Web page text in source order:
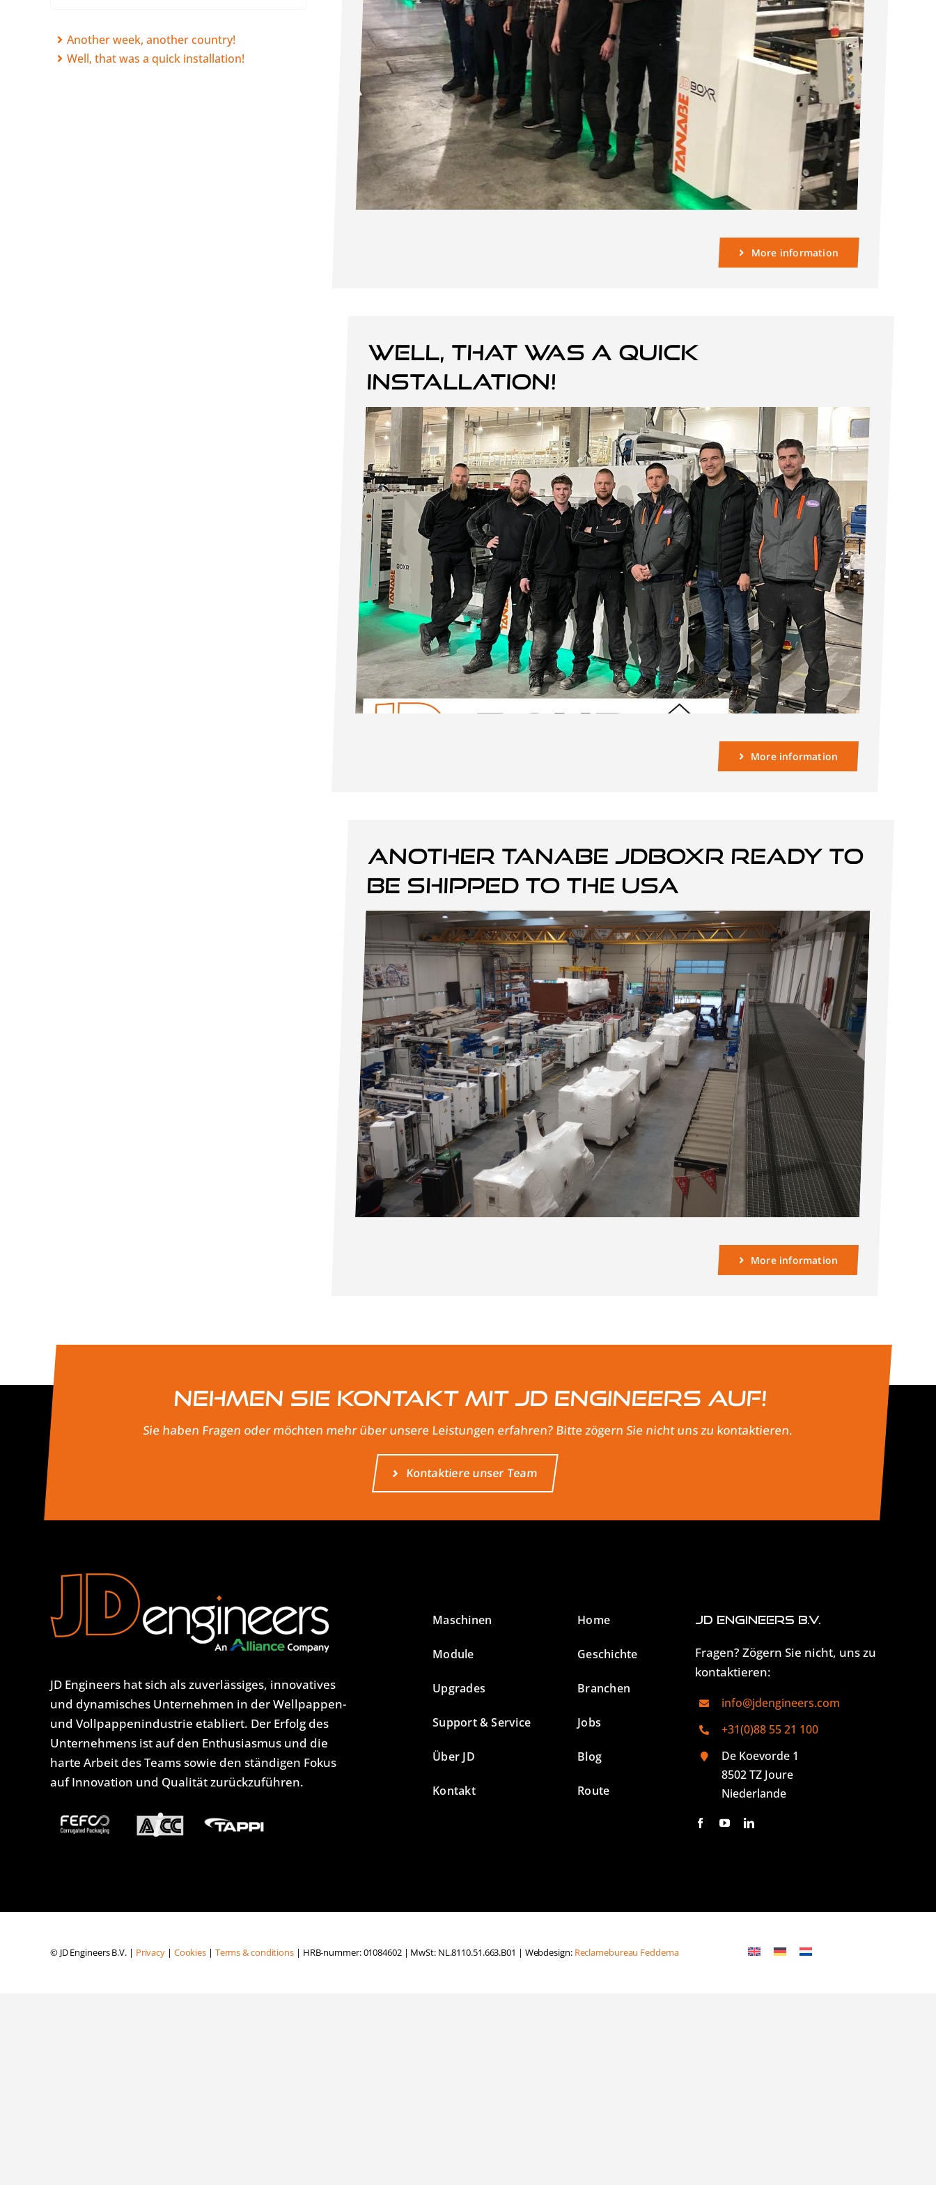
Another week, another country!
Well, that was a quick installation!
More information
Well, that was a quick
installation!
More information
Another Tanabe JDBOXR ready to
be shipped to the USA
More information
Nehmen Sie Kontakt mit JD Engineers auf!
Sie haben Fragen oder möchten mehr über unsere Leistungen erfahren? Bitte zögern Sie nicht uns zu kontaktieren.
Kontaktiere unser Team
JD Engineers hat sich als zuverlässiges, innovatives
und dynamisches Unternehmen in der Wellpappen-
und Vollpappenindustrie etabliert. Der Erfolg des
Unternehmens ist auf den Enthusiasmus und die
harte Arbeit des Teams sowie den ständigen Fokus
auf Innovation und Qualität zurückzuführen.
Maschinen
Module
Upgrades
Support & Service
Über JD
Kontakt
Home
Geschichte
Branchen
Jobs
Blog
Route
JD Engineers B.V.
Fragen? Zögern Sie nicht, uns zu
kontaktieren:
info@jdengineers.com
+31(0)88 55 21 100
De Koevorde 1
8502 TZ Joure
Niederlande
© JD Engineers B.V. | Privacy | Cookies | Terms & conditions | HRB-nummer: 01084602 | MwSt: NL.8110.51.663.B01 | Webdesign: Reclamebureau Feddema